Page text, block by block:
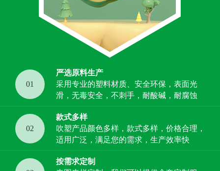
01
严选原料生产
采用专业的塑料材质、安全环保，表面光
滑，无毒安全，不刺手，耐酸碱，耐腐蚀
02
款式多样
吹塑产品颜色多样，款式多样，价格合理，
适用广泛，满足您的需求，生产效率快
按需求定制